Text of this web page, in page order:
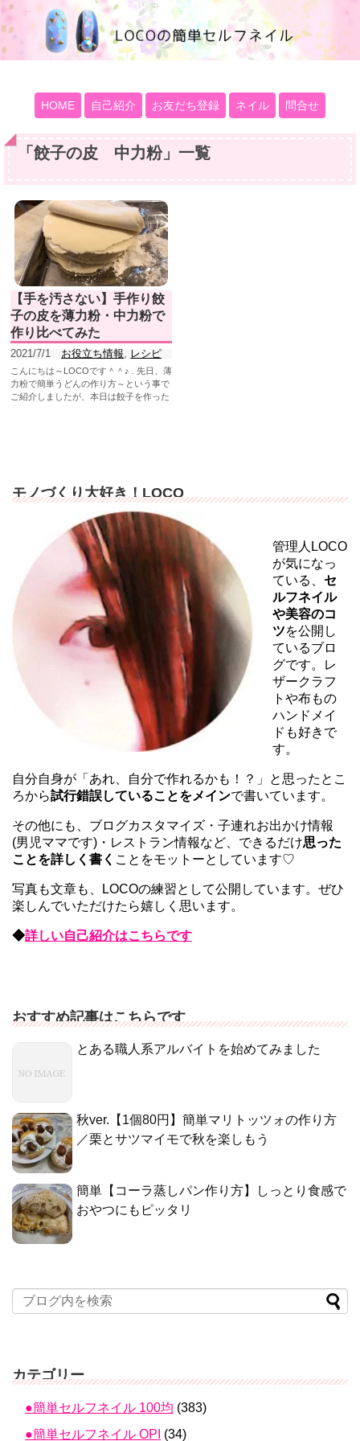
100均大好きママブログ
HOME 自己紹介 お友だち登録 ネイル 問合せ
「 餃子の皮 中力粉」 一覧
【手を汚さない】手作り餃
子の皮を薄力粉・中力粉で
作り比べてみた
2021/7/1 お役立ち情報, レシピ
こんにちは～LOCOです＾＾♪ . 先日、薄
力粉で簡単うどんの作り方～という事で
ご紹介しましたが、本日は餃子を作った
モノづくり大好き！LOCO
管理人LOCO
が気になっ
ている、 セ
ルフネイル
や美容のコ
ツを公開し
ているブロ
グです。レ
ザークラフ
トや布もの
ハンドメイ
ドも好きで
す。
自分自身が「あれ、自分で作れるかも！？」と思ったとこ
ろから試行錯誤していることをメインで書いています。
その他にも、ブログカスタマイズ・子連れお出かけ情報
(男児ママです)・レストラン情報など、できるだけ思った
ことを詳しく書く ことをモットーとしています♡
写真も文章も、LOCOの練習として公開しています。ぜひ
楽しんでいただけたら嬉しく思います。
◆詳しい自己紹介はこちらです
おすすめ記事はこちらです
とある職人系アルバイトを始めてみました
秋ver.【1個80円】簡単マリトッツォの作り方
／栗とサツマイモで秋を楽しもう
簡単【コーラ蒸しパン作り方】しっとり食感で
おやつにもピッタリ
カテゴリー
●簡単セルフネイル 100均 (383)
●簡単セルフネイル OPI (34)